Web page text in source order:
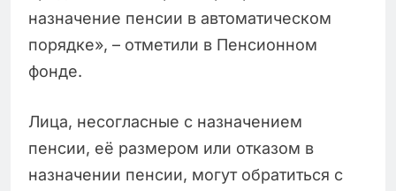
назначение пенсии в автоматическом
порядке», – отметили в Пенсионном
фонде.
Лица, несогласные с назначением
пенсии, её размером или отказом в
назначении пенсии, могут обратиться с